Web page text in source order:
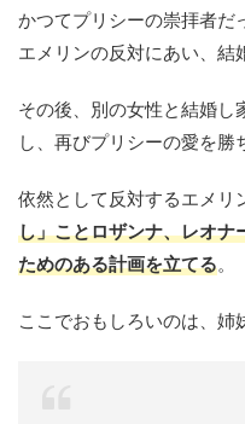
かつてプリシーの崇拝者だ
エメリンの反対にあい、結
その後、別の女性と結婚し
し、再びプリシーの愛を勝
依然として反対するエメリ
し」ことロザンナ、レオナ
ためのある計画を立てる。
ここでおもしろいのは、姉